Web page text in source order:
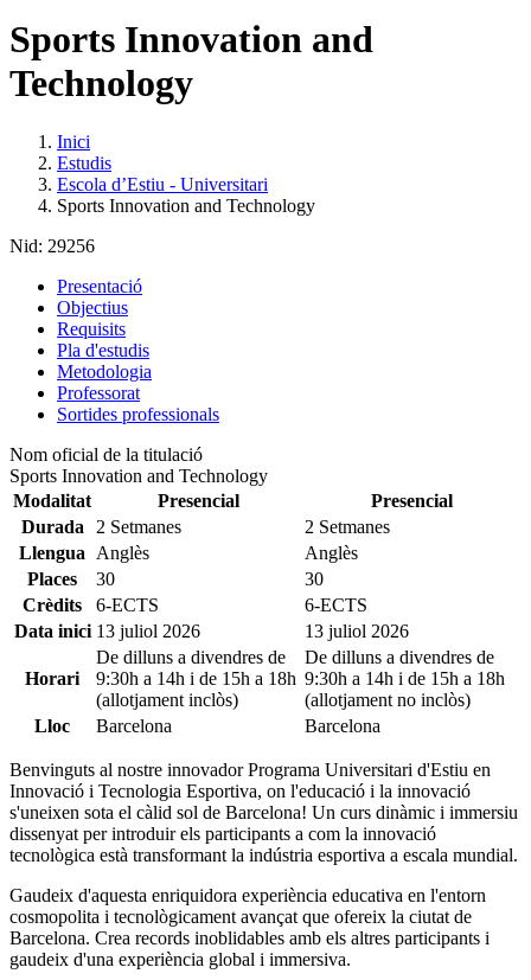
Sports Innovation and
Technology
Inici
Estudis
Escola d’Estiu - Universitari
Sports Innovation and Technology
Nid: 29256
Presentació
Objectius
Requisits
Pla d'estudis
Metodologia
Professorat
Sortides professionals
Nom oficial de la titulació
Sports Innovation and Technology
Modalitat
Presencial
Presencial
Durada
2 Setmanes
2 Setmanes
Llengua
Anglès
Anglès
Places
30
30
Crèdits
6-ECTS
6-ECTS
Data inici 13 juliol 2026 13 juliol 2026
Horari
De dilluns a divendres de
9:30h a 14h i de 15h a 18h
(allotjament inclòs)
De dilluns a divendres de
9:30h a 14h i de 15h a 18h
(allotjament no inclòs)
Lloc
Barcelona Barcelona
Benvinguts al nostre innovador Programa Universitari d'Estiu en
Innovació i Tecnologia Esportiva, on l'educació i la innovació
s'uneixen sota el càlid sol de Barcelona! Un curs dinàmic i immersiu
dissenyat per introduir els participants a com la innovació
tecnològica està transformant la indústria esportiva a escala mundial.
Gaudeix d'aquesta enriquidora experiència educativa en l'entorn
cosmopolita i tecnològicament avançat que ofereix la ciutat de
Barcelona. Crea records inoblidables amb els altres participants i
gaudeix d'una experiència global i immersiva.